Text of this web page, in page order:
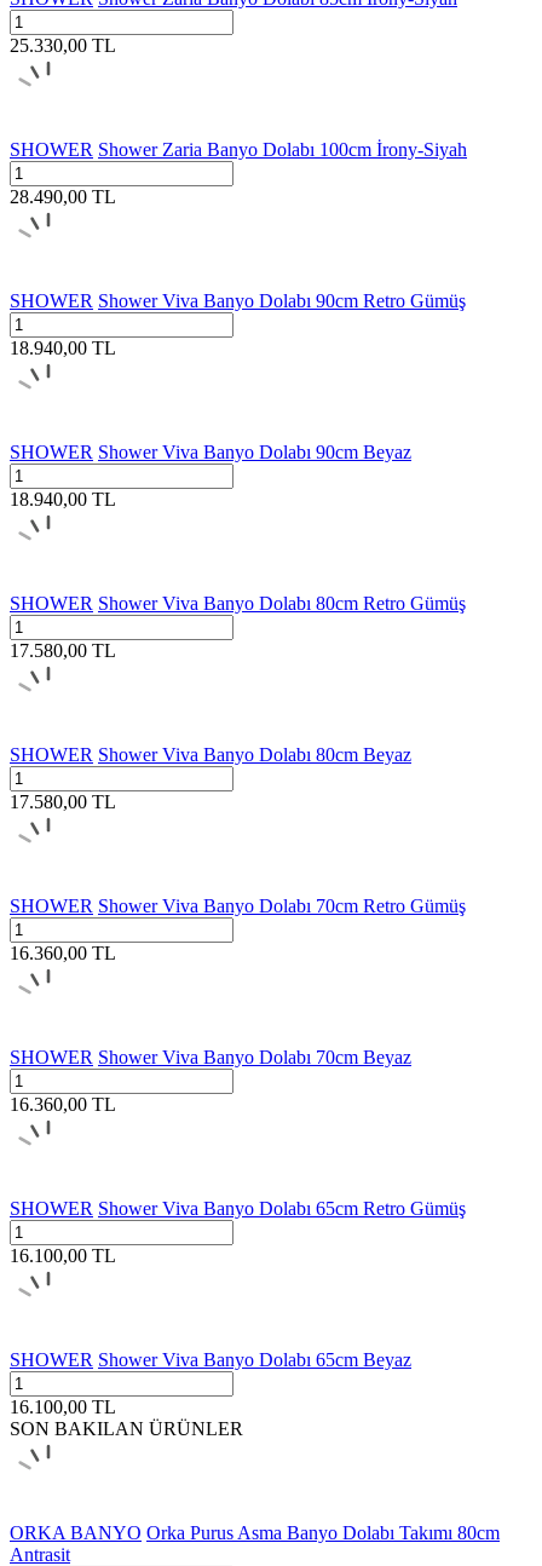
25.330,00 TL
SHOWER Shower Zaria Banyo Dolabı 100cm İrony-Siyah
28.490,00 TL
SHOWER Shower Viva Banyo Dolabı 90cm Retro Gümüş
18.940,00 TL
SHOWER Shower Viva Banyo Dolabı 90cm Beyaz
18.940,00 TL
SHOWER Shower Viva Banyo Dolabı 80cm Retro Gümüş
17.580,00 TL
SHOWER Shower Viva Banyo Dolabı 80cm Beyaz
17.580,00 TL
SHOWER Shower Viva Banyo Dolabı 70cm Retro Gümüş
16.360,00 TL
SHOWER Shower Viva Banyo Dolabı 70cm Beyaz
16.360,00 TL
SHOWER Shower Viva Banyo Dolabı 65cm Retro Gümüş
16.100,00 TL
SHOWER Shower Viva Banyo Dolabı 65cm Beyaz
16.100,00 TL
SON BAKILAN ÜRÜNLER
ORKA BANYO Orka Purus Asma Banyo Dolabı Takımı 80cm
Antrasit